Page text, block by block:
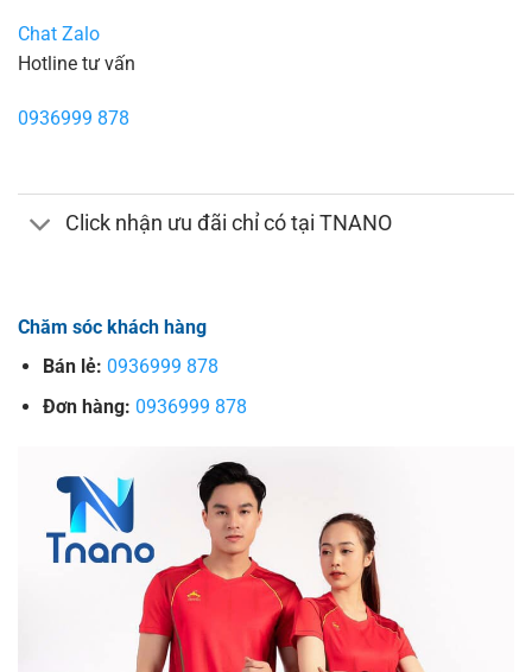
Chat Zalo
Hotline tư vấn
0936999 878
Click nhận ưu đãi chỉ có tại TNANO
Chăm sóc khách hàng
Bán lẻ: 0936999 878
Đơn hàng: 0936999 878